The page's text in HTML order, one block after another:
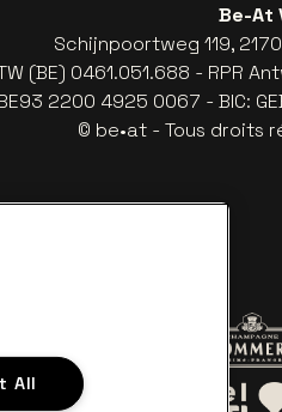
Be-At
Schijnpoortweg 119,
(BE) 0461.051.688 - RPR
2200 4925 0067 - BIC:
© be•at - Tous droits
site de Red Bull
Visitez le site de Le logo de
Visitez
All